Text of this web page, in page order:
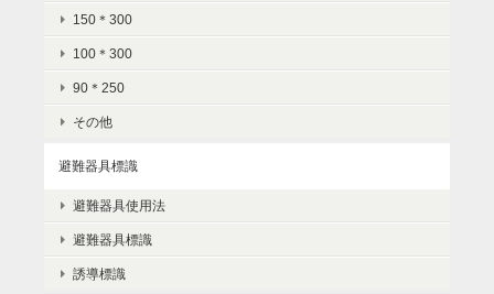
150＊300
100＊300
90＊250
その他
避難器具標識
避難器具使用法
避難器具標識
誘導標識